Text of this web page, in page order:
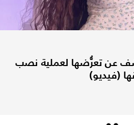
عن تعرُّضها لعملية نصب
(فيديو)